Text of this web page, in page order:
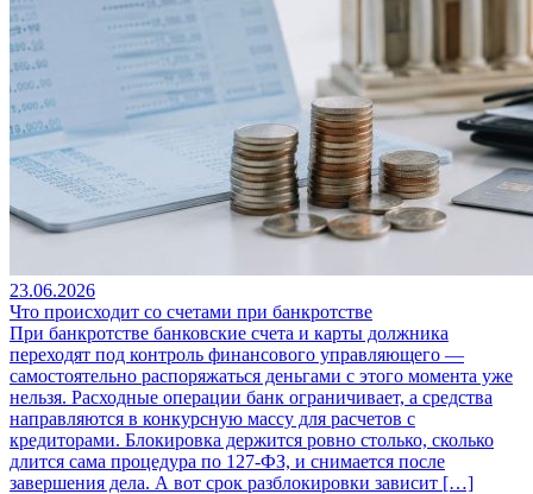
23.06.2026
Что происходит со счетами при банкротстве
При банкротстве банковские счета и карты должника
переходят под контроль финансового управляющего —
самостоятельно распоряжаться деньгами с этого момента уже
нельзя. Расходные операции банк ограничивает, а средства
направляются в конкурсную массу для расчетов с
кредиторами. Блокировка держится ровно столько, сколько
длится сама процедура по 127-ФЗ, и снимается после
завершения дела. А вот срок разблокировки зависит […]